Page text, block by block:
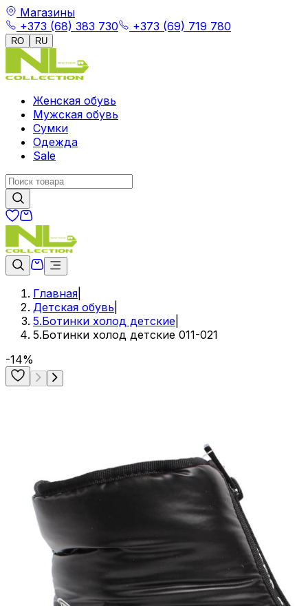
Магазины
+373 (68) 383 730
+373 (69) 719 780
RO RU
Женская обувь
Мужская обувь
Сумки
Одежда
Sale
Главная
Детская обувь
5.Ботинки холод детские
5.Ботинки холод детские 011-021
-14%